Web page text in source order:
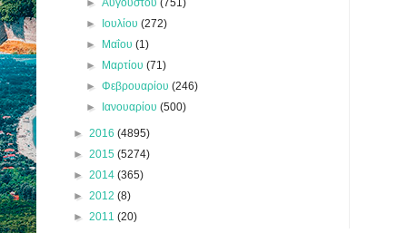
► Ιουλίου(272)
► Μαΐου(1)
► Μαρτίου(71)
►Φεβρουαρίου(246)
► Ιανουαρίου(500)
► 2016 (4895)
► 2015 (5274)
► 2014 (365)
► 2012 (8)
► 2011 (20)